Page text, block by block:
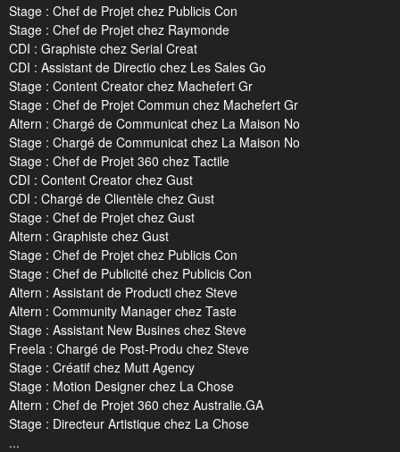
Stage : Chef de Projet chez Publicis Con
Stage : Chef de Projet chez Raymonde
CDI : Graphiste chez Serial Creat
CDI : Assistant de Directio chez Les Sales Go
Stage : Content Creator chez Machefert Gr
Stage : Chef de Projet Commun chez Machefert Gr
Altern : Chargé de Communicat chez La Maison No
Stage : Chargé de Communicat chez La Maison No
Stage : Chef de Projet 360 chez Tactile
CDI : Content Creator chez Gust
CDI : Chargé de Clientèle chez Gust
Stage : Chef de Projet chez Gust
Altern : Graphiste chez Gust
Stage : Chef de Projet chez Publicis Con
Stage : Chef de Publicité chez Publicis Con
Altern : Assistant de Producti chez Steve
Altern : Community Manager chez Taste
Stage : Assistant New Busines chez Steve
Freela : Chargé de Post-Produ chez Steve
Stage : Créatif chez Mutt Agency
Stage : Motion Designer chez La Chose
Altern : Chef de Projet 360 chez Australie.GA
Stage : Directeur Artistique chez La Chose
...